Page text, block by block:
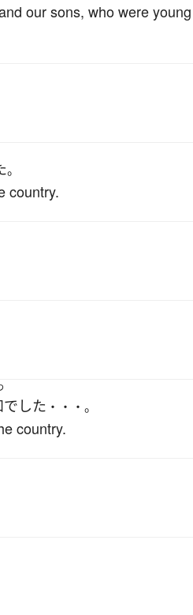
our sons, who were
。
country.
でした ・・・。
country.